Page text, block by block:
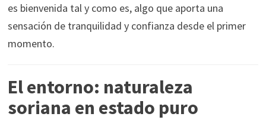
es bienvenida tal y como es, algo que aporta una
sensación de tranquilidad y confianza desde el primer
momento.
El entorno: naturaleza
soriana en estado puro